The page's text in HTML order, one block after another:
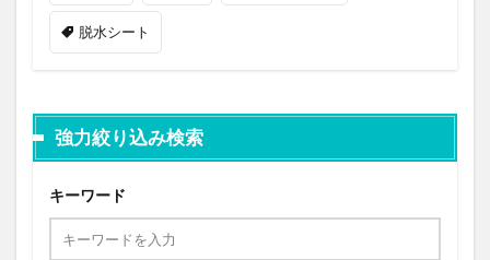
脱水シート
強力絞り込み検索
キーワード